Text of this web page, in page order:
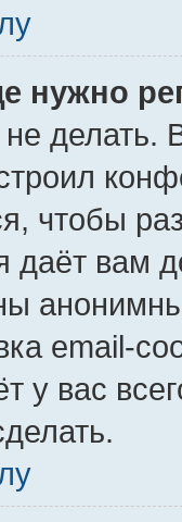
нужно
делать.
чтобы
даёт вам
email-
у вас